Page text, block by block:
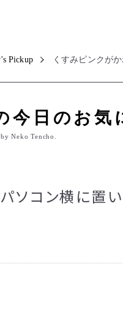
Pickup くすみピンクが
今日のお気
Neko Tencho.
ソコン横に置